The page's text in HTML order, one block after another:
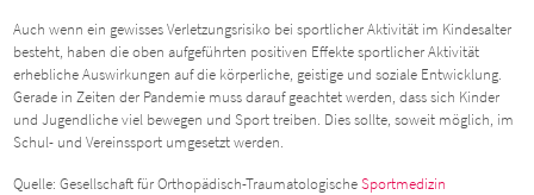
Auch wenn ein gewisses Verletzungsrisiko bei sportlicher Aktivität im Kindesalter
besteht, haben die oben aufgeführten positiven Effekte sportlicher Aktivität
erhebliche Auswirkungen auf die körperliche, geistige und soziale Entwicklung.
Gerade in Zeiten der Pandemie muss darauf geachtet werden, dass sich Kinder
und Jugendliche viel bewegen und Sport treiben. Dies sollte, soweit möglich, im
Schul- und Vereinssport umgesetzt werden.
Quelle: Gesellschaft für Orthopädisch-TraumatologischeSportmedizin